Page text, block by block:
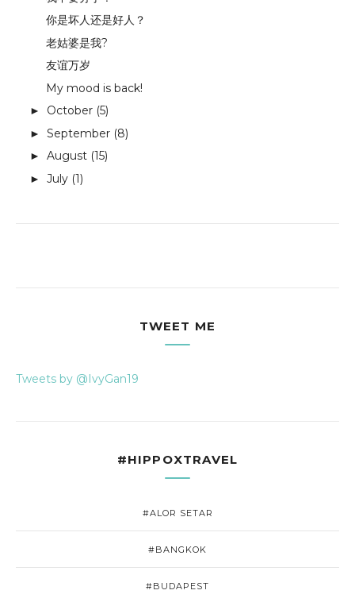
你是坏人还是好人？
老姑婆是我?
友谊万岁
My mood is back!
► October (5)
► September (8)
► August (15)
► July (1)
TWEET ME
Tweets by @IvyGan19
#HIPPOXTRAVEL
#ALOR SETAR
#BANGKOK
#BUDAPEST